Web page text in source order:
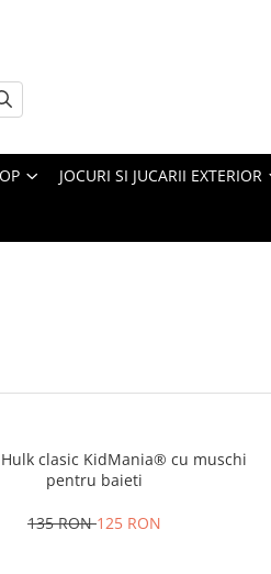
JOCURI SI JUCARII EXTERIOR
clasic KidMania® cu muschi
pentru baieti
135 RON125 RON